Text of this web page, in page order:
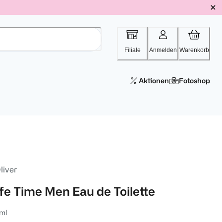
Filiale Anmelden Warenkorb
Aktionen Fotoshop
Time Men Eau de Toilette